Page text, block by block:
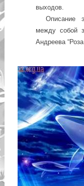
выходов.
Описание
между собой
Андреева